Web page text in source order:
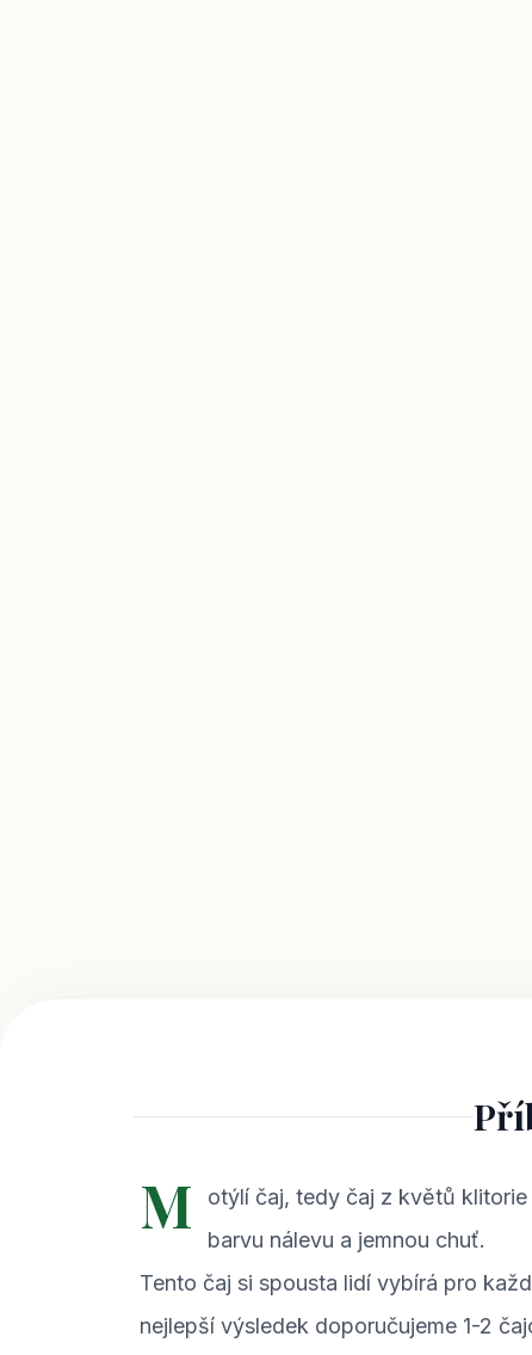
M
otýlí čaj, tedy čaj z květů
barvu nálevu a jemnou chuť.
Tento čaj si spousta lidí vybírá pro
nejlepší výsledek doporučujeme 1-2